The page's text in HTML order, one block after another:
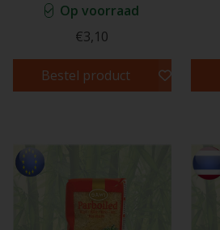
Op voorraad
€3,10
Bestel product